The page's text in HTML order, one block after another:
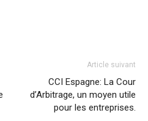
Article suivant
CCI Espagne: La Cour
d’Arbitrage, un moyen utile
pour les entreprises.